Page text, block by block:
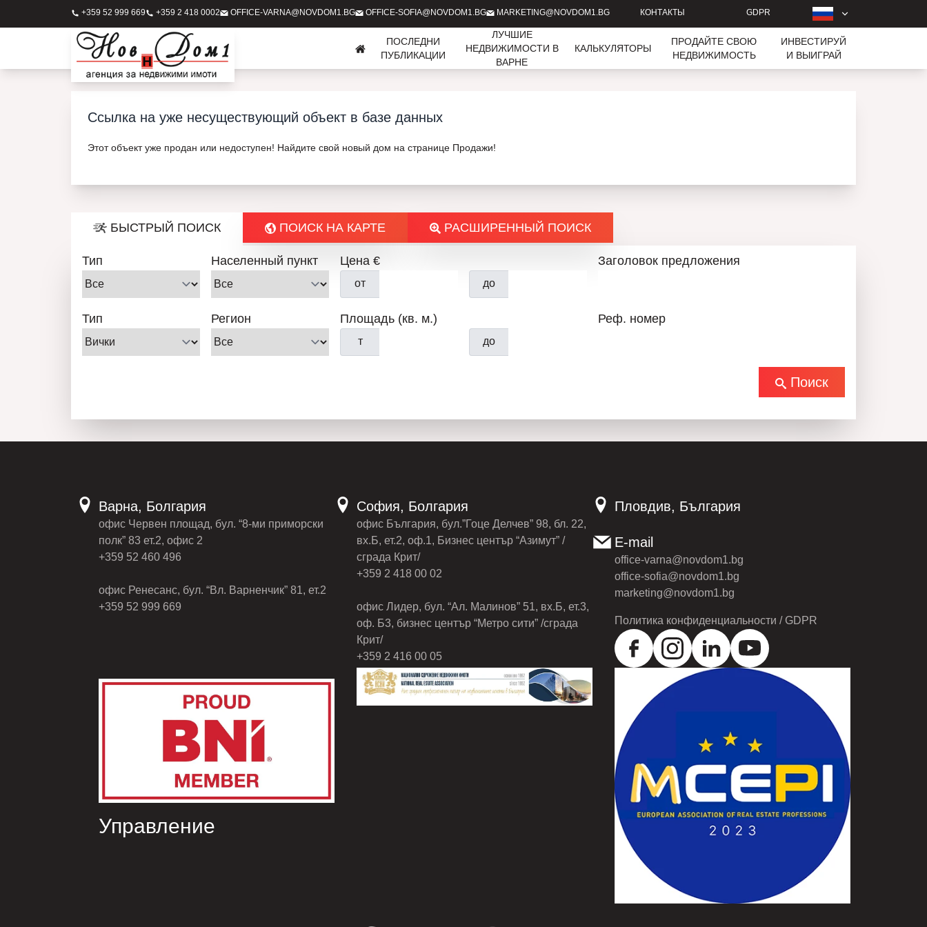
+359 52 999 669 +359 2 418 0002 OFFICE-VARNA@NOVDOM1.BG OFFICE-SOFIA@NOVDOM1.BG MARKETING@NOVDOM1.BG КОНТАКТЫ GDPR
ПОСЛЕДНИ
ПУБЛИКАЦИИ
ЛУЧШИЕ
НЕДВИЖИМОСТИ В
ВАРНЕ
КАЛЬКУЛЯТОРЫ
ПРОДАЙТЕ СВОЮ
НЕДВИЖИМОСТЬ
ИНВЕСТИРУЙ
И ВЫИГРАЙ
Ссылка на уже несуществующий объект в базе данных
Этот объект уже продан или недоступен! Найдите свой новый дом на странице Продажи!
БЫСТРЫЙ ПОИСК ПОИСК НА КАРТЕ РАСШИРЕННЫЙ ПОИСК
Тип Населенный пункт
Тип Регион
Цена €
от до
Площадь (кв. м.)
т до
Заголовок предложения
Реф. номер
Поиск
Варна, Болгария
офис Червен площад, бул. “8-ми приморски
полк” 83 ет.2, офис 2
+359 52 460 496
офис Ренесанс, бул. “Вл. Варненчик” 81, ет.2
+359 52 999 669
София, Болгария
офис България, бул.”Гоце Делчев” 98, бл. 22,
вх.Б, ет.2, оф.1, Бизнес център “Азимут” /
сграда Крит/
+359 2 418 00 02
офис Лидер, бул. “Ал. Малинов” 51, вх.Б, ет.3,
оф. Б3, бизнес център “Метро сити” /сграда
Крит/
+359 2 416 00 05
Пловдив, България
E-mail
office-varna@novdom1.bg
office-sofia@novdom1.bg
marketing@novdom1.bg
Политика конфиденциальности / GDPR
Управление